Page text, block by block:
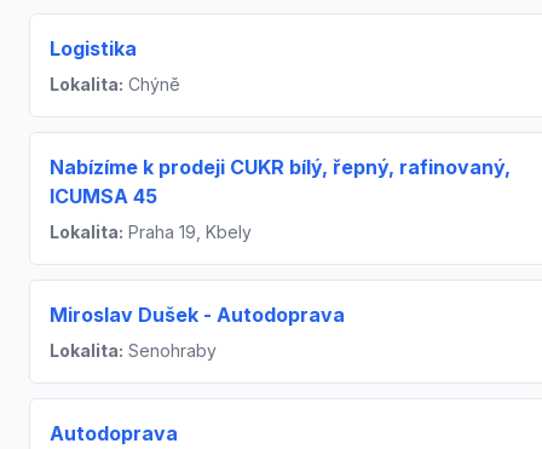
Logistika
Lokalita: Chýně
Nabízíme k prodeji CUKR bílý, řepný, rafinovaný,
ICUMSA 45
Lokalita: Praha 19, Kbely
Miroslav Dušek - Autodoprava
Lokalita: Senohraby
Autodoprava